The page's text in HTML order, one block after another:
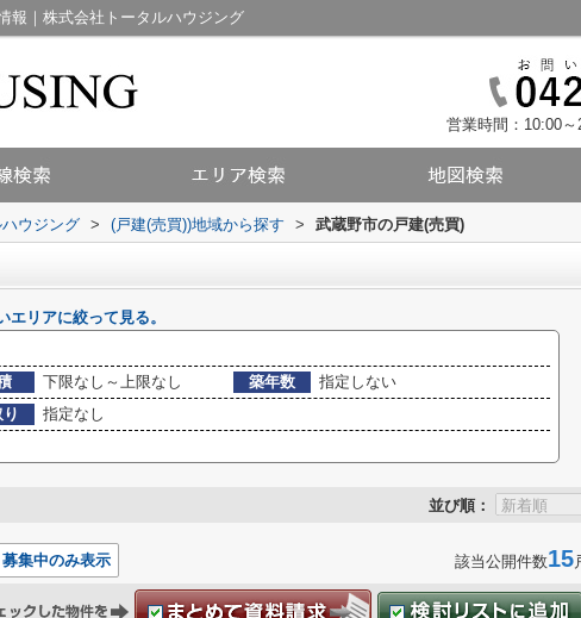
報｜株式会社トータルハウジング
営業時間：10:00～
ウジング > (戸建(売買))地域から探す > 武蔵野市の戸建(売買)
リアに絞って見る。
下限なし～上限なし 築年数
指定しない
り
指定なし
並び順：
募集中のみ表示 該当公開件数15